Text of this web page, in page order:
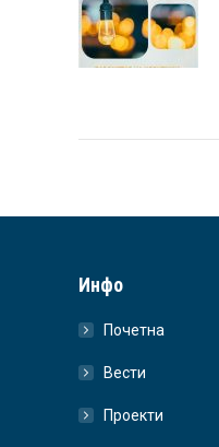
Инфо
Почетна
Вести
Проекти